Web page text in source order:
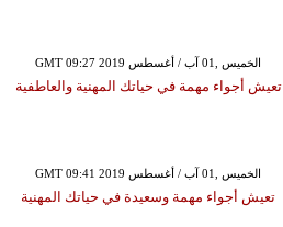
GMT 09:27 2019 الخميس ,01 آب / أغسطس
تعيش أجواء مهمة في حياتك المهنية والعاطفية
GMT 09:41 2019 الخميس ,01 آب / أغسطس
تعيش أجواء مهمة وسعيدة في حياتك المهنية